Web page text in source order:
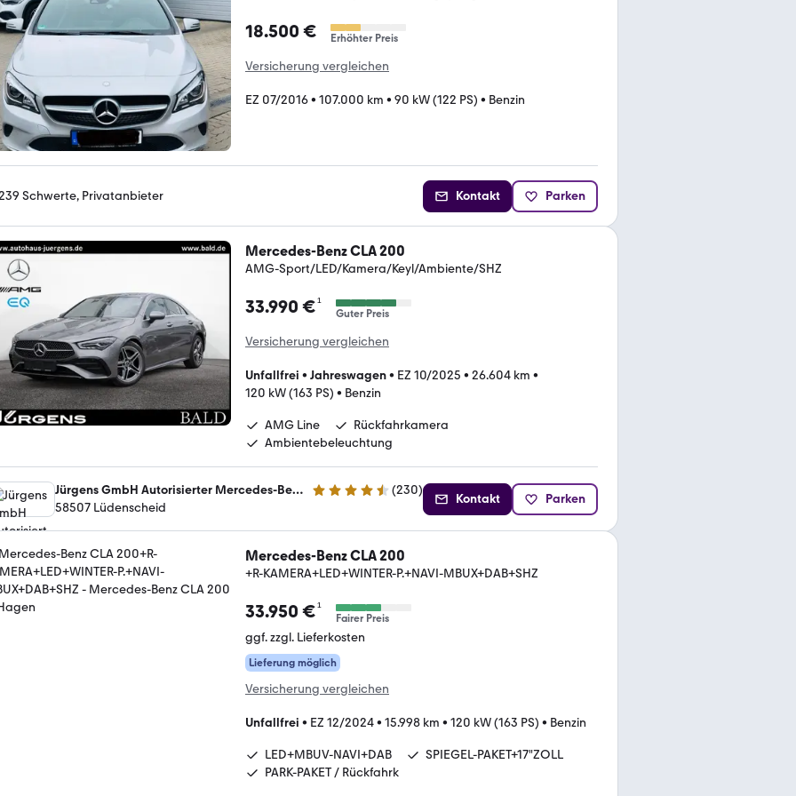
18.500 € Erhöhter Preis
Versicherung vergleichen
EZ 07/2016• 107.000 km • 90 kW (122 PS) • Benzin
Schwerte, Privatanbieter Kontakt Parken
Mercedes-Benz CLA 200
AMG-Sport/LED/Kamera/Keyl/Ambiente/SHZ
33.990 €¹
Guter Preis
Versicherung vergleichen
Unfallfrei • Jahreswagen• EZ 10/2025 • 26.604 km •
120 kW (163 PS) • Benzin
AMG Line
Rückfahrkamera
Ambientebeleuchtung
Jürgens GmbH Autorisierter Mercedes-Benz Verkauf und Service 4.6 Sterne (230)
58507 Lüdenscheid
Kontakt Parken
Mercedes-Benz CLA 200
+R-KAMERA+LED+WINTER-P.+NAVI-MBUX+DAB+SHZ
33.950 €¹
Fairer Preis
ggf. zzgl. Lieferkosten
Lieferung möglich
Versicherung vergleichen
Unfallfrei • EZ 12/2024• 15.998 km • 120 kW (163 PS) • Benzin
LED+MBUV-NAVI+DAB
SPIEGEL-PAKET+17"ZOLL
PARK-PAKET / Rückfahrk